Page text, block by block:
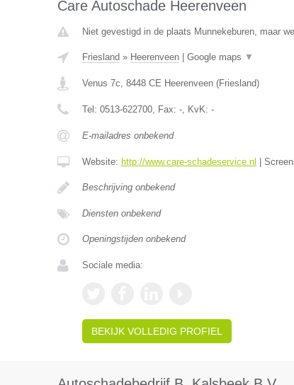
Care Autoschade Heerenveen
Niet gevestigd in de plaats Munnekeburen, maar
Friesland » Heerenveen| Google maps ▼
Venus 7c, 8448 CE Heerenveen(Friesland)
Tel: 0513-622700, Fax: -, KvK: -
E-mailadres onbekend
Website: http://www.care-schadeservice.nl
Beschrijving onbekend
Diensten onbekend
Openingstijden onbekend
Sociale media:
BEKIJK VOLLEDIG PROFIEL